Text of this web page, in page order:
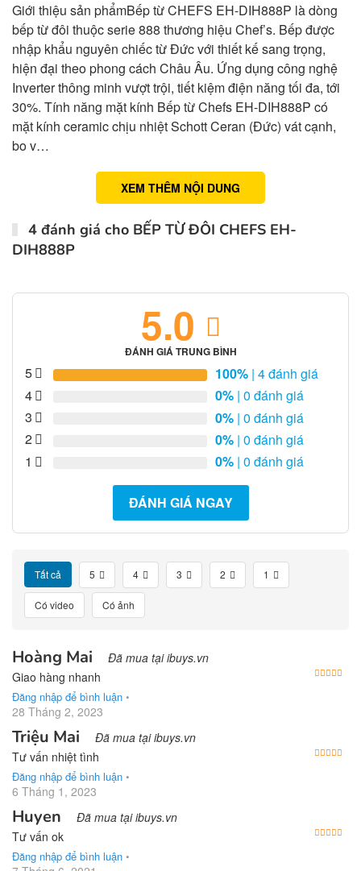
Giới thiệu sản phẩmBếp từ CHEFS EH-DIH888P là dòng
bếp từ đôi thuộc serie 888 thương hiệu Chef’s. Bếp được
nhập khẩu nguyên chiếc từ Đức với thiết kế sang trọng,
hiện đại theo phong cách Châu Âu. Ứng dụng công nghệ
Inverter thông minh vượt trội, tiết kiệm điện năng tối đa, tới
30%. Tính năng mặt kính Bếp từ Chefs EH-DIH888P có
mặt kính ceramic chịu nhiệt Schott Ceran (Đức) vát cạnh,
bo v…
XEM THÊM NỘI DUNG
4 đánh giá cho BẾP TỪ ĐÔI CHEFS EH-
DIH888P
5.0
ĐÁNH GIÁ TRUNG BÌNH
5 100% | 4 đánh giá
4
0% | 0 đánh giá
3
0% | 0 đánh giá
2
0% | 0 đánh giá
1
0% | 0 đánh giá
ĐÁNH GIÁ NGAY
Tất cả 5 4 3 2 1
Có video Có ảnh
Hoàng Mai Đã mua tại ibuys.vn
Giao hàng nhanh
Đăng nhập để bình luận •
28 Tháng 2, 2023
Triệu Mai Đã mua tại ibuys.vn
Tư vấn nhiệt tình
Đăng nhập để bình luận •
6 Tháng 1, 2023
Huyen Đã mua tại ibuys.vn
Tư vấn ok
Đăng nhập để bình luận •